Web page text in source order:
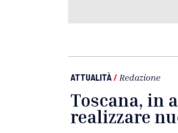
ATTUALITÀ/ Redazione
Toscana, in
realizzare